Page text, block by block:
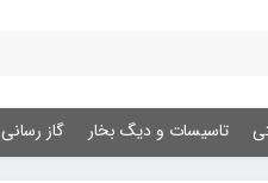
تاسیسات و دیگ بخار گاز رسانی